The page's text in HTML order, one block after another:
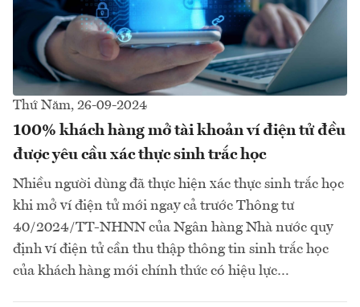
Thứ Năm, 26-09-2024
100% khách hàng mở tài khoản ví điện tử đều
được yêu cầu xác thực sinh trắc học
Nhiều người dùng đã thực hiện xác thực sinh trắc học
khi mở ví điện tử mới ngay cả trước Thông tư
40/2024/TT-NHNN của Ngân hàng Nhà nước quy
định ví điện tử cần thu thập thông tin sinh trắc học
của khách hàng mới chính thức có hiệu lực…